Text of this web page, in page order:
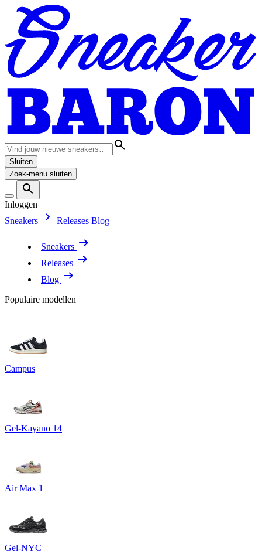
Sluiten
Zoek-menu sluiten
Inloggen
Sneakers
Releases Blog
Sneakers
Releases
Blog
Populaire modellen
Campus
Gel-Kayano 14
Air Max 1
Gel-NYC